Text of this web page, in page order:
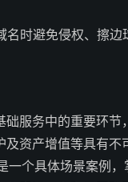
名时避免侵权、擦边
础服务中的重要环节
资产增值等具有不
一个具体场景案例